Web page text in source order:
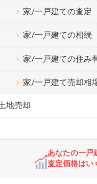
家/一戸建ての査定
家/一戸建ての相続
家/一戸建ての住み
家/一戸建て売却相
地売却
あなたの一戸
査定価格はい